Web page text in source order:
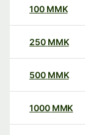
100 MMK
250 MMK
500 MMK
1000 MMK